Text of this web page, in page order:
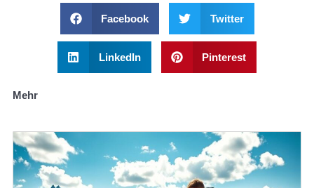
Facebook Twitter
LinkedIn Pinterest
Mehr